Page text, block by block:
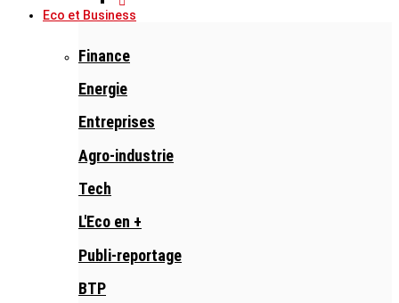
Eco et Business
Finance
Energie
Entreprises
Agro-industrie
Tech
L'Eco en +
Publi-reportage
BTP